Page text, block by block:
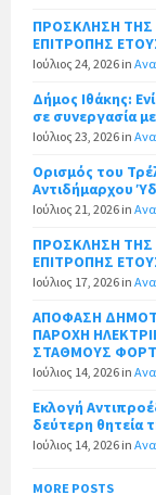
ΠΡΟΣΚΛΗΣΗ ΤΗΣ
ΕΠΙΤΡΟΠΗΣ
Ιούλιος 24, 2026 in
Δήμος Ιθάκης:
σε συνεργασία
Ιούλιος 23, 2026 in
Ορισμός του
Αντιδήμαρχου
Ιούλιος 21, 2026 in
ΠΡΟΣΚΛΗΣΗ ΤΗΣ
ΕΠΙΤΡΟΠΗΣ
Ιούλιος 17, 2026 in
ΑΠΟΦΑΣΗ
ΠΑΡΟΧΗ
ΣΤΑΘΜΟΥΣ
Ιούλιος 14, 2026 in
Εκλογή
δεύτερη θητεία
Ιούλιος 14, 2026 in
MORE POSTS